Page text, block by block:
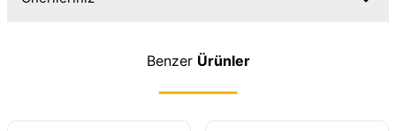
Benzer Ürünler